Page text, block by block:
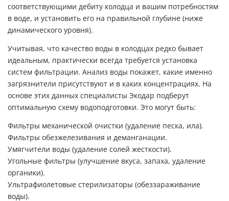
соответствующими дебиту колодца и вашим потребностям
в воде, и установить его на правильной глубине (ниже
динамического уровня).
Учитывая, что качество воды в колодцах редко бывает
идеальным, практически всегда требуется установка
систем фильтрации. Анализ воды покажет, какие именно
загрязнители присутствуют и в каких концентрациях. На
основе этих данных специалисты Экодар подберут
оптимальную схему водоподготовки. Это могут быть:
Фильтры механической очистки (удаление песка, ила).
Фильтры обезжелезивания и деманганации.
Умягчители воды (удаление солей жесткости).
Угольные фильтры (улучшение вкуса, запаха, удаление
органики).
Ультрафиолетовые стерилизаторы (обеззараживание
воды).